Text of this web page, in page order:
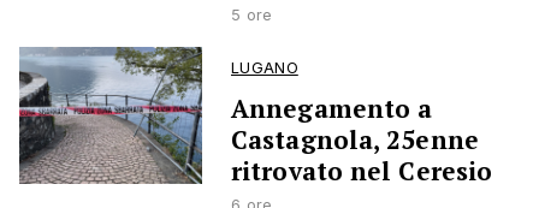
5 ore
LUGANO
Annegamento a
Castagnola, 25enne
ritrovato nel Ceresio